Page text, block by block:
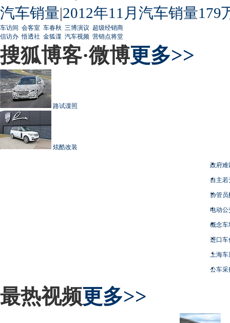
汽车销量|2012年11月汽车销量179
车访间 会客室 车春秋 三博演议 超级经销商
信访办 悟透社 金狐谍 汽车视频 营销点将堂
搜狐博客·微博更多>>
路试谍照
炫酷改装
政府难
自主
协管员
电动
概念车
进口车
上海
公车采
最热视频更多>>